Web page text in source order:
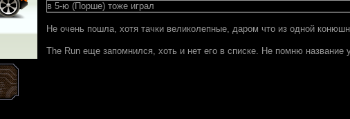
в 5-ю (Порше) тоже играл
Не очень пошла, хотя тачки великолепные, даром что из одной
The Run еще запомнился, хоть и нет его в списке. Не помню